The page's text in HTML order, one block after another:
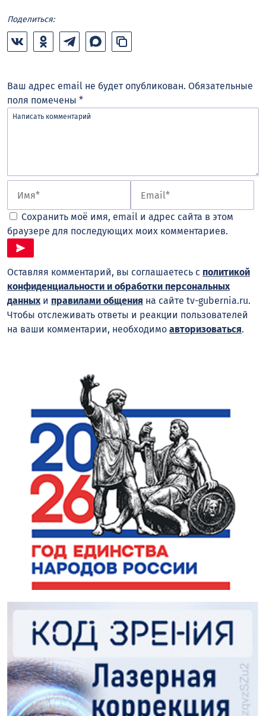
Поделиться:
Ваш адрес email не будет опубликован. Обязательные
поля помечены *
Сохранить моё имя, email и адрес сайта в этом
браузере для последующих моих комментариев.
Оставляя комментарий, вы соглашаетесь с политикой
конфиденциальности и обработки персональных
данныхи правилами общения на сайте tv-gubernia.ru.
Чтобы отслеживать ответы и реакции пользователей
на ваши комментарии, необходимо авторизоваться.